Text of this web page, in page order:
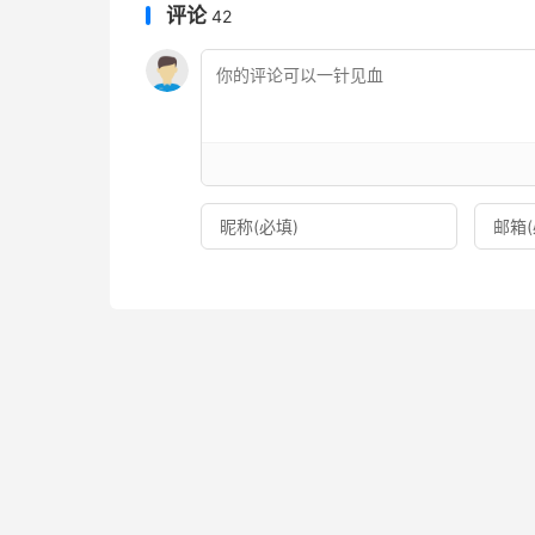
评论42